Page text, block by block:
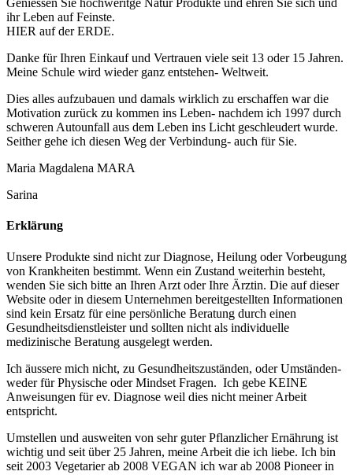
Geniessen Sie hochweritge Natur Produkte und ehren Sie sich und
ihr Leben auf Feinste.
HIER auf der ERDE.
Danke für Ihren Einkauf und Vertrauen viele seit 13 oder 15 Jahren.
Meine Schule wird wieder ganz entstehen- Weltweit.
Dies alles aufzubauen und damals wirklich zu erschaffen war die
Motivation zurück zu kommen ins Leben- nachdem ich 1997 durch
schweren Autounfall aus dem Leben ins Licht geschleudert wurde.
Seither gehe ich diesen Weg der Verbindung- auch für Sie.
Maria Magdalena MARA
Sarina
Erklärung
Unsere Produkte sind nicht zur Diagnose, Heilung oder Vorbeugung
von Krankheiten bestimmt. Wenn ein Zustand weiterhin besteht,
wenden Sie sich bitte an Ihren Arzt oder Ihre Ärztin. Die auf dieser
Website oder in diesem Unternehmen bereitgestellten Informationen
sind kein Ersatz für eine persönliche Beratung durch einen
Gesundheitsdienstleister und sollten nicht als individuelle
medizinische Beratung ausgelegt werden.
Ich äussere mich nicht, zu Gesundheitszuständen, oder Umständen-
weder für Physische oder Mindset Fragen. Ich gebe KEINE
Anweisungen für ev. Diagnose weil dies nicht meiner Arbeit
entspricht.
Umstellen und ausweiten von sehr guter Pflanzlicher Ernährung ist
wichtig und seit über 25 Jahren, meine Arbeit die ich liebe. Ich bin
seit 2003 Vegetarier ab 2008 VEGAN ich war ab 2008 Pioneer in